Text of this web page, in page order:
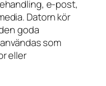
e-post,
Datorn kör
goda
som
eller